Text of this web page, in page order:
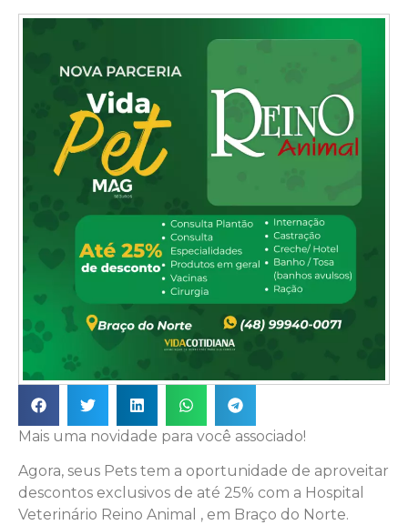
Mais uma novidade para você associado!
Agora, seus Pets tem a oportunidade de aproveitar
descontos exclusivos de até 25% com a Hospital
Veterinário Reino Animal , em Braço do Norte.